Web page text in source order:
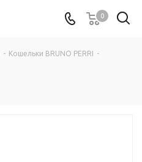
0
- Кошельки BRUNO PERRI -